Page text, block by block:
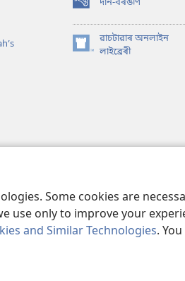
Some cookies are
use only to improve your
and Similar Technologies.
দান-বৰঙণি
(opens
new
window)ৱাচটাৱাৰ অনলাইন
লাইব্ৰেৰী
(opens